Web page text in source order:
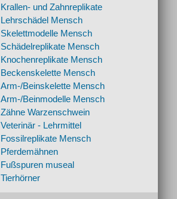
Krallen- und Zahnreplikate
Lehrschädel Mensch
Skelettmodelle Mensch
Schädelreplikate Mensch
Knochenreplikate Mensch
Beckenskelette Mensch
Arm-/Beinskelette Mensch
Arm-/Beinmodelle Mensch
Zähne Warzenschwein
Veterinär - Lehrmittel
Fossilreplikate Mensch
Pferdemähnen
Fußspuren museal
Tierhörner